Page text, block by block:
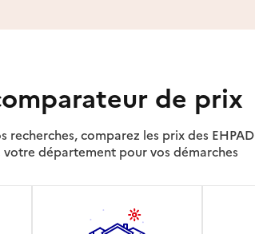
de prix
recherches, comparez les prix des EHPAD
département pour vos démarches